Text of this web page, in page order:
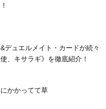
デュエルメイト・カードが続々
、キサラギ》を徹底紹介！
かかってて草